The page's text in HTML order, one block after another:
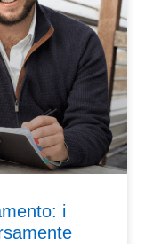
i